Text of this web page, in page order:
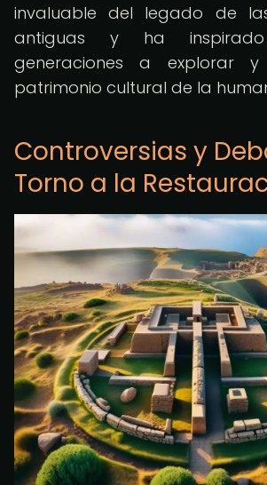
invaluable del legado de las
antiguas y ha
generaciones a explorar
patrimonio cultural de la
Controversias y
Torno a la